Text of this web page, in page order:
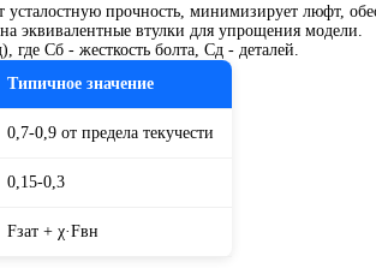
усталостную прочность, минимизирует люфт,
эквивалентные втулки для упрощения модели.
Cб - жесткость болта, Cд - деталей.
Типичное значение
0,7-0,9 от предела текучести
0,15-0,3
Fзат + χ·Fвн